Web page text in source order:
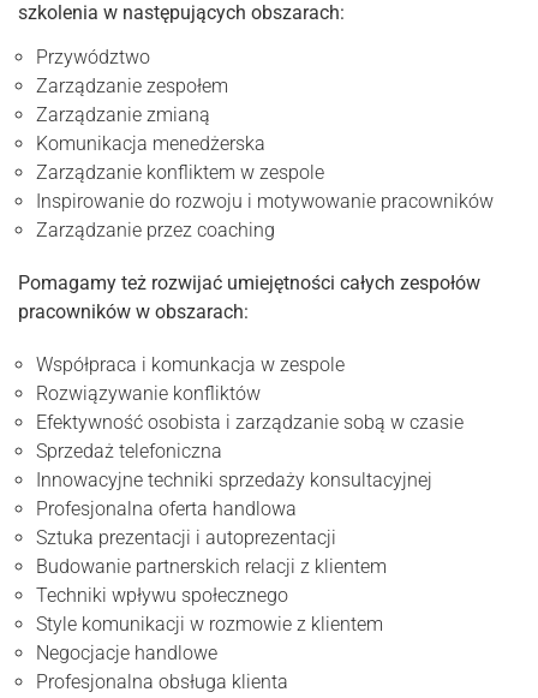
szkolenia w następujących obszarach:
Przywództwo
Zarządzanie zespołem
Zarządzanie zmianą
Komunikacja menedżerska
Zarządzanie konfliktem w zespole
Inspirowanie do rozwoju i motywowanie pracowników
Zarządzanie przez coaching
Pomagamy też rozwijać umiejętności całych zespołów
pracowników w obszarach:
Współpraca i komunkacja w zespole
Rozwiązywanie konfliktów
Efektywność osobista i zarządzanie sobą w czasie
Sprzedaż telefoniczna
Innowacyjne techniki sprzedaży konsultacyjnej
Profesjonalna oferta handlowa
Sztuka prezentacji i autoprezentacji
Budowanie partnerskich relacji z klientem
Techniki wpływu społecznego
Style komunikacji w rozmowie z klientem
Negocjacje handlowe
Profesjonalna obsługa klienta